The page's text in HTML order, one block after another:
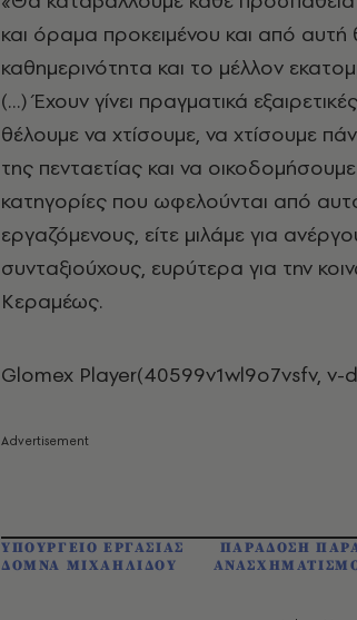
και όραμα προκειμένου και από
καθημερινότητα και το μέλλον
(…) Έχουν γίνει πραγματικά
θέλουμε να χτίσουμε, να χτίσουμε
της πενταετίας και να
κατηγορίες που ωφελούνται από
εργαζόμενους, είτε μιλάμε για
συνταξιούχους, ευρύτερα για την
Κεραμέως.
Glomex Player(40599v1wl9o7vsfv, v-
ΥΠΟΥΡΓΕΙΟ ΕΡΓΑΣΙΑΣ ΠΑΡΑΔΟΣΗ
ΔΟΜΝΑ ΜΙΧΑΗΛΙΔΟΥ